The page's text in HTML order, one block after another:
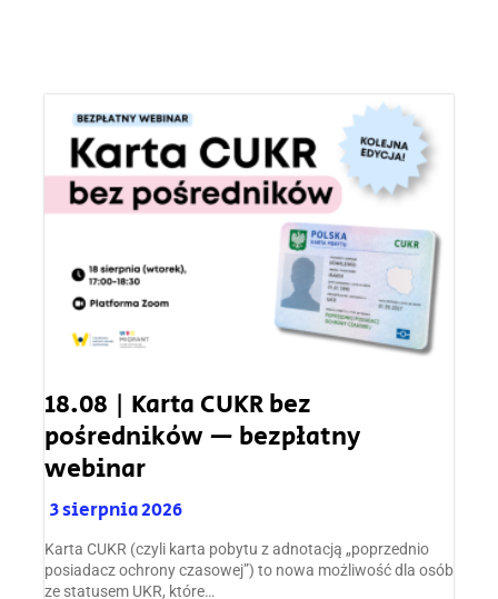
18.08 | Karta CUKR bez
pośredników — bezpłatny
webinar
3 sierpnia 2026
Karta CUKR (czyli karta pobytu z adnotacją „poprzednio
posiadacz ochrony czasowej”) to nowa możliwość dla osób
ze statusem UKR, które…